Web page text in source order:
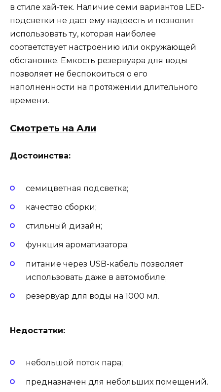
в стиле хай-тек. Наличие семи вариантов LED-
подсветки не даст ему надоесть и позволит
использовать ту, которая наиболее
соответствует настроению или окружающей
обстановке. Емкость резервуара для воды
позволяет не беспокоиться о его
наполненности на протяжении длительного
времени.
Смотреть на Али
Достоинства:
семицветная подсветка;
качество сборки;
стильный дизайн;
функция ароматизатора;
питание через USB-кабель позволяет
использовать даже в автомобиле;
резервуар для воды на 1000 мл.
Недостатки:
небольшой поток пара;
предназначен для небольших помещений.